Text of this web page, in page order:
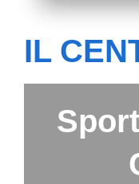
IL